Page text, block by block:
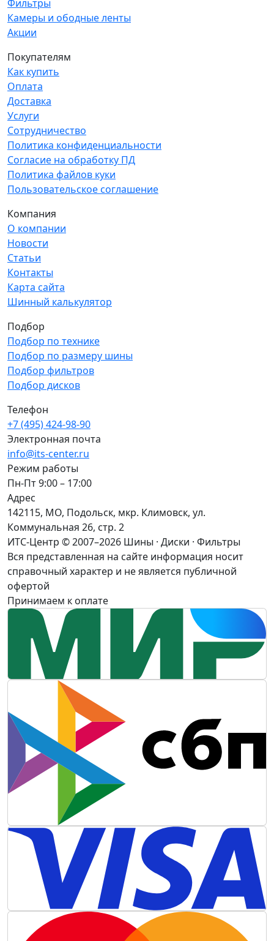
Фильтры
Камеры и ободные ленты
Акции
Покупателям
Как купить
Оплата
Доставка
Услуги
Сотрудничество
Политика конфиденциальности
Согласие на обработку ПД
Политика файлов куки
Пользовательское соглашение
Компания
О компании
Новости
Статьи
Контакты
Карта сайта
Шинный калькулятор
Подбор
Подбор по технике
Подбор по размеру шины
Подбор фильтров
Подбор дисков
Телефон
+7 (495) 424-98-90
Электронная почта
info@its-center.ru
Режим работы
Пн-Пт 9:00 – 17:00
Адрес
142115, МО, Подольск, мкр. Климовск, ул.
Коммунальная 26, стр. 2
ИТС-Центр © 2007–2026 Шины · Диски · Фильтры
Вся представленная на сайте информация носит
справочный характер и не является публичной
офертой
Принимаем к оплате